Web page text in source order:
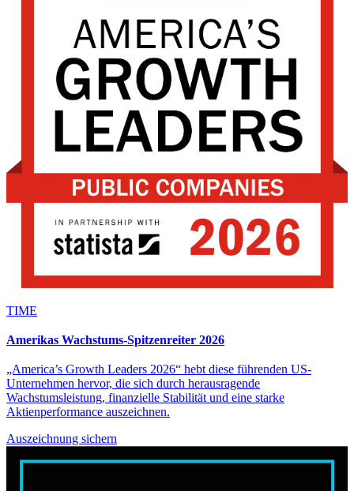
TIME
Amerikas Wachstums-Spitzenreiter 2026
„America’s Growth Leaders 2026“ hebt diese führenden US-
Unternehmen hervor, die sich durch herausragende
Wachstumsleistung, finanzielle Stabilität und eine starke
Aktienperformance auszeichnen.
Auszeichnung sichern